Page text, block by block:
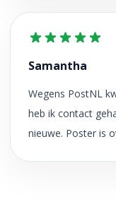
Samantha
Wegens PostNL
heb ik contact
nieuwe. Poster is